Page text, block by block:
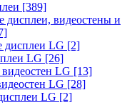
[389]
дисплеи, видеостены и
дисплеи LG [2]
LG [26]
LG [13]
LG [28]
LG [2]